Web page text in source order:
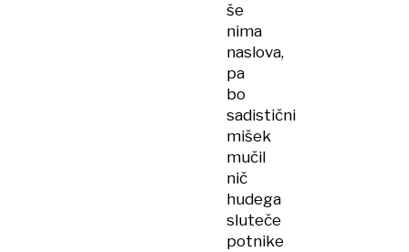
še
nima
naslova,
pa
bo
sadistični
mišek
mučil
nič
hudega
sluteče
potnike